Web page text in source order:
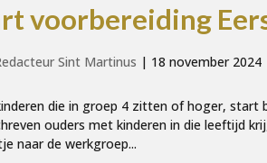
voorbereiding
Sint Martinus | 18 november 2024
die in groep 4 zitten of hoger, start
ouders met kinderen in die leeftijd
naar de werkgroep...